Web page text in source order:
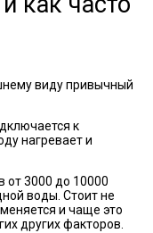
виду привычный
к
нагревает и
3000 до 10000
воды. Стоит не
и чаще это
других факторов.